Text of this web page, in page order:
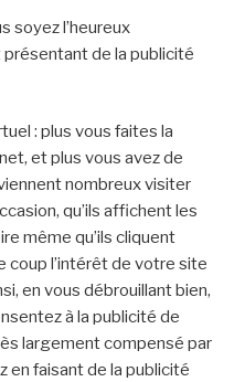
soyez l’heureux
de la publicité
: plus vous faites la
et plus vous avez de
nombreux visiter
qu’ils affichent les
même qu’ils cliquent
coup l’intérêt de votre site
en vous débrouillant bien,
à la publicité de
largement compensé par
en faisant de la publicité